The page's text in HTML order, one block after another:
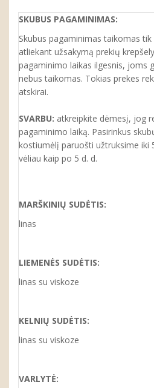
SKUBUS PAGAMINIMAS:
Skubus pagaminimas taikomas
atliekant užsakymą prekių
pagaminimo laikas ilgesnis, joms
nebus taikomas. Tokias prekes
atskirai.
SVARBU: atkreipkite dėmesį, jog
pagaminimo laiką. Pasirinkus
kostiumėlį paruošti užtruksime iki
vėliau kaip po 5 d. d.
MARŠKINIŲ SUDĖTIS:
linas
LIEMENĖS SUDĖTIS:
linas su viskoze
KELNIŲ SUDĖTIS:
linas su viskoze
VARLYTĖ: